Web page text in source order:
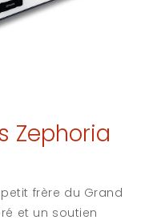
Zephoria
petit frère du Grand
et un soutien